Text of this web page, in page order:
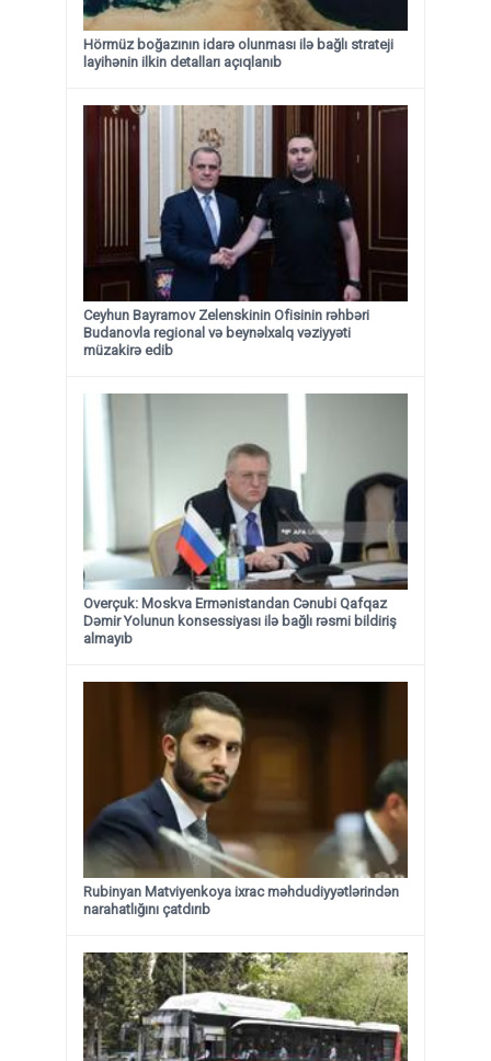
Hörmüz boğazının idarə olunması ilə bağlı strateji
layihənin ilkin detalları açıqlanıb
Ceyhun Bayramov Zelenskinin Ofisinin rəhbəri
Budanovla regional və beynəlxalq vəziyyəti
müzakirə edib
Overçuk: Moskva Ermənistandan Cənubi Qafqaz
Dəmir Yolunun konsessiyası ilə bağlı rəsmi bildiriş
almayıb
Rubinyan Matviyenkoya ixrac məhdudiyyətlərindən
narahatlığını çatdırıb